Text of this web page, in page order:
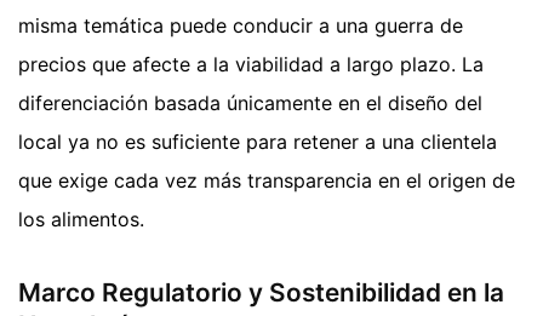
misma temática puede conducir a una guerra de
precios que afecte a la viabilidad a largo plazo. La
diferenciación basada únicamente en el diseño del
local ya no es suficiente para retener a una clientela
que exige cada vez más transparencia en el origen de
los alimentos.
Marco Regulatorio y Sostenibilidad en la